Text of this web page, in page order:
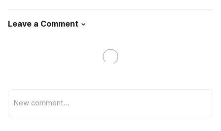
Leave a Comment